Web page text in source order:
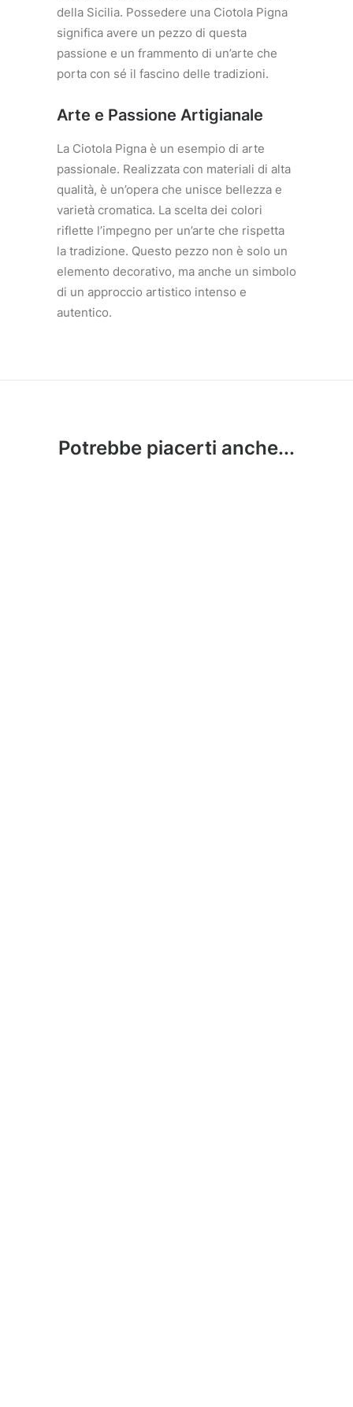
della Sicilia. Possedere una Ciotola Pigna
significa avere un pezzo di questa
passione e un frammento di un’arte che
porta con sé il fascino delle tradizioni.
Arte e Passione Artigianale
La Ciotola Pigna è un esempio di arte
passionale. Realizzata con materiali di alta
qualità, è un’opera che unisce bellezza e
varietà cromatica. La scelta dei colori
riflette l’impegno per un’arte che rispetta
la tradizione. Questo pezzo non è solo un
elemento decorativo, ma anche un simbolo
di un approccio artistico intenso e
autentico.
Potrebbe piacerti anche...